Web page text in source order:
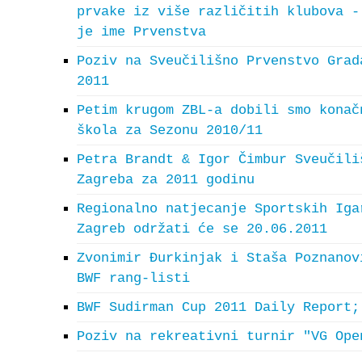
prvake iz više različitih klubova -
je ime Prvenstva
Poziv na Sveučilišno Prvenstvo
2011
Petim krugom ZBL-a dobili smo
škola za Sezonu 2010/11
Petra Brandt & Igor Čimbur
Zagreba za 2011 godinu
Regionalno natjecanje Sportskih
Zagreb održati će se 20.06.2011
Zvonimir Đurkinjak i Staša
BWF rang-listi
BWF Sudirman Cup 2011 Daily
Poziv na rekreativni turnir "VG